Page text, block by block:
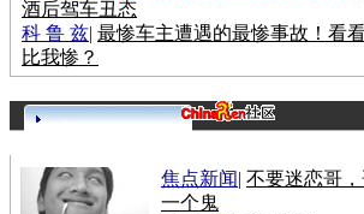
酒后驾车丑态
科 鲁 兹| 最惨车主遭遇的最惨事故！看
比我惨？
焦点新闻| 不要迷恋哥
一个鬼